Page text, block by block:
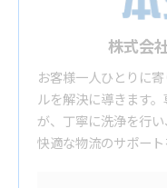
株式会
お客様一人ひとりに
ルを解決に導きます
が、丁寧に洗浄を行
快適な物流のサポート